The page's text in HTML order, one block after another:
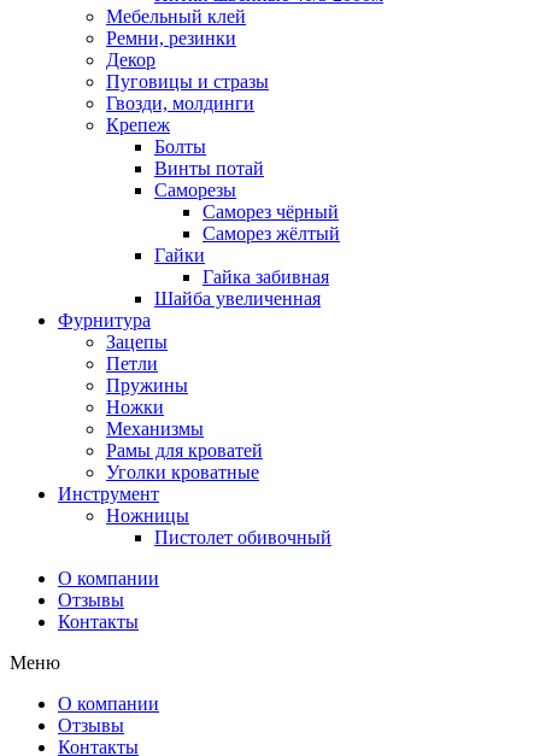
Мебельный клей
Ремни, резинки
Декор
Пуговицы и стразы
Гвозди, молдинги
Крепеж
Болты
Винты потай
Саморезы
Саморез чёрный
Саморез жёлтый
Гайки
Гайка забивная
Шайба увеличенная
Фурнитура
Зацепы
Петли
Пружины
Ножки
Механизмы
Рамы для кроватей
Уголки кроватные
Инструмент
Ножницы
Пистолет обивочный
О компании
Отзывы
Контакты
Меню
О компании
Отзывы
Контакты